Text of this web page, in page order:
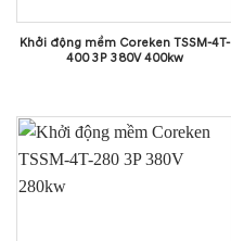
Khởi động mềm Coreken TSSM-4T-
400 3P 380V 400kw